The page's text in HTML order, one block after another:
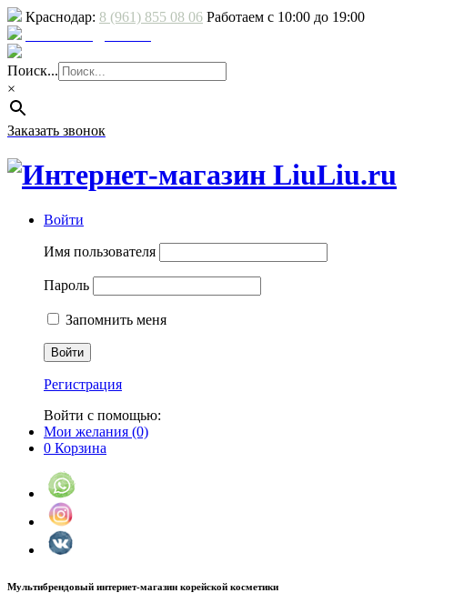
Краснодар: 8 (961) 855 08 06 Работаем с 10:00 до 19:00
Поиск...
×
Заказать звонок
Войти
Имя пользователя
Пароль
Запомнить меня
Регистрация
Войти с помощью:
Мои желания (0)
0 Корзина
Мультибрендовый интернет-магазин корейской косметики